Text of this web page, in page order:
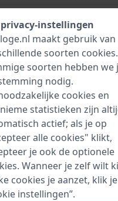
Hardlex glas
Trek kroon
Tachymeter
Geen - Vast
VD53 (Bekijk
instellingen
maakt gebruik van
soorten cookies
soorten hebben we
nodig.
cookies en
statistieken zijn
actief; als je op
alle cookies" klikt,
je ook de optionele
Wanneer je zelf wilt
cookies je aanzet, klik
instellingen”.